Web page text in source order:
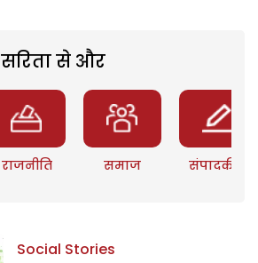
सरिता से और
राजनीति समाज संपादकीय
Social Stories